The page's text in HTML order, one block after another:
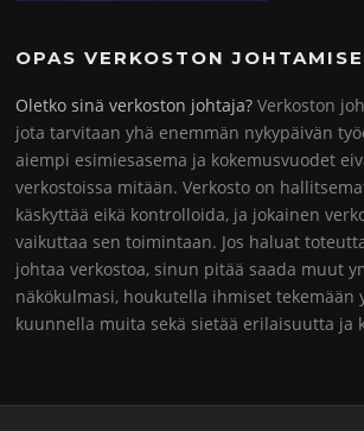
OPAS VERKOSTON
Oletko sinä verkoston johtaja? Verkoston
jota tarvitaan yhä enemmän nykypäivän
aiempi esimiesasema ja kokemusvuodet
verkostoissa mitään. Verkosto on
käskyttää eikä kontrolloida, ja jokainen
vaikuttaa sen toimintaan. Jos haluat
johtaa verkostoa, sinun pitää saada muut
näkökulmasi, houkutella ihmiset tekemään
kuunnella muita sekä sietää erilaisuutta ja